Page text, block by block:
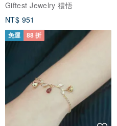
Giftest Jewelry 禮悟
NT$ 951
免運 88 折